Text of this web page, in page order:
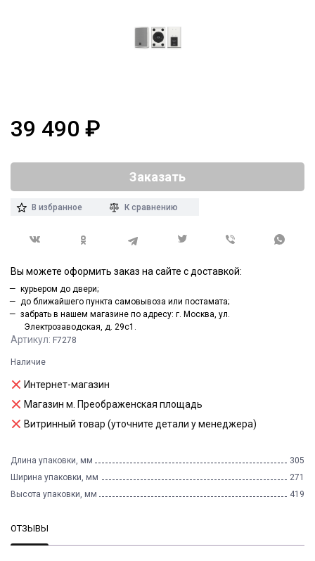
Артикул: F7278
Наличие
Интернет-магазин
Магазин м. Преображенская площадь
Витринный товар (уточните детали у менеджера)
Длина упаковки, мм
305
Ширина упаковки, мм
271
Высота упаковки, мм
419
39 490 ₽
Заказать
В избранное К сравнению
Вы можете оформить заказ на сайте с доставкой:
курьером до двери;
до ближайшего пункта самовывоза или постамата;
забрать в нашем магазине по адресу: г. Москва, ул.
Электрозаводская, д. 29с1.
ОТЗЫВЫ